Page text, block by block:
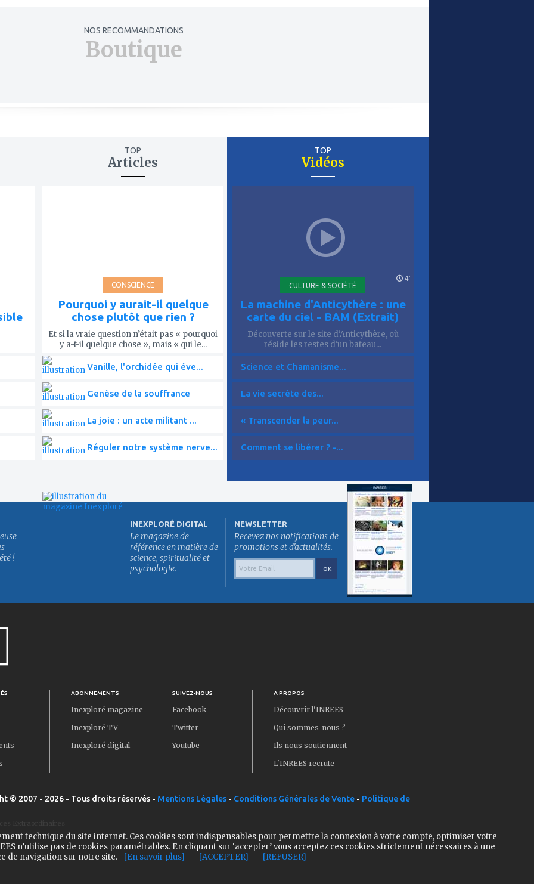
NOS RECOMMANDATIONS
Boutique
TOP
Articles
CONSCIENCE
Pourquoi y aurait-il quelque
chose plutôt que rien ?
Et si la vraie question n’était pas « pourquoi
y a-t-il quelque chose », mais « qui le...
Vanille, l'orchidée qui éve...
Genèse de la souffrance
La joie : un acte militant ...
Réguler notre système nerve...
TOP
Vidéos
4'
CULTURE & SOCIÉTÉ
La machine d'Anticythère : une
carte du ciel - BAM (Extrait)
Découverte sur le site d'Anticythère, où
réside les restes d'un bateau...
Science et Chamanisme...
La vie secrète des...
« Transcender la peur...
Comment se libérer ? -...
!
INEXPLORÉ DIGITAL
Le magazine de
référence en matière de
science, spiritualité et
psychologie.
NEWSLETTER
Recevez nos notifications de
promotions et d'actualités.
ABONNEMENTS
Inexploré magazine
Inexploré TV
Inexploré digital
SUIVEZ-NOUS
Facebook
Twitter
Youtube
A PROPOS
Découvrir l'INREES
Qui sommes-nous ?
Ils nous soutiennent
L'INREES recrute
© 2007 - 2026 - Tous droits réservés - Mentions Légales - Conditions Générales de Vente - Politique de
technique du site internet. Ces cookies sont indispensables pour permettre la connexion à votre compte, optimiser votre
n’utilise pas de cookies paramétrables. En cliquant sur ‘accepter’ vous acceptez ces cookies strictement nécessaires à une
de navigation sur notre site.
[En savoir plus] [ACCEPTER] [REFUSER]